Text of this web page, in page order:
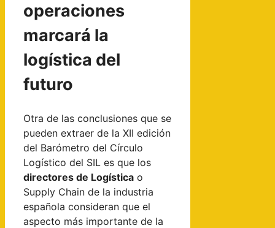
operaciones
marcará la
logística del
futuro
Otra de las conclusiones que se
pueden extraer de la XII edición
del Barómetro del Círculo
Logístico del SIL es que los
directores de Logística o
Supply Chain de la industria
española consideran que el
aspecto más importante de la